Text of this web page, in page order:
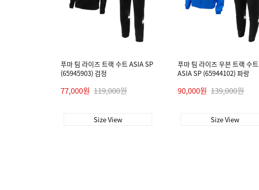
푸마 팀 라이즈 트랙 수트 ASIA SP
(65945903) 검정
77,000원 119,000원
Size View
푸마 팀 라이즈 우븐 트랙 수트
ASIA SP (65944102) 파랑
90,000원 139,000원
Size View